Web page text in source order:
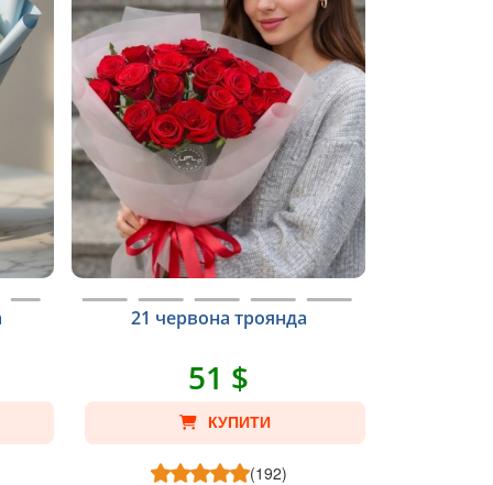
21 червона троянда
51 $
КУПИТИ
(192)